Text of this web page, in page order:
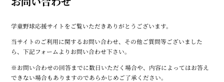
学童野球応援サイトをご覧いただきありがとうございます。
当サイトのご利用に関するお問い合わせ、その他ご質問等ございました
ら、下記フォームよりお問い合わせ下さい。
※お問い合わせの回答までに数日いただく場合や、内容によってはお答え
できない場合もありますのであらかじめご了承ください。